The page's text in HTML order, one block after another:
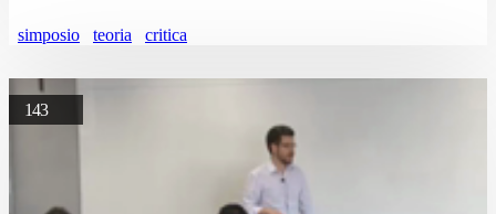
simposio teoria critica
143